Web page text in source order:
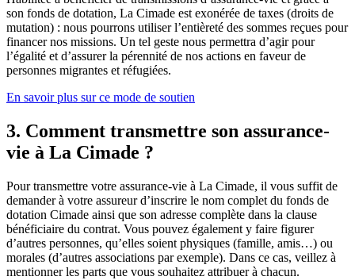
son fonds de dotation, La Cimade est exonérée de taxes (droits de
mutation) : nous pourrons utiliser l’entièreté des sommes reçues pour
financer nos missions. Un tel geste nous permettra d’agir pour
l’égalité et d’assurer la pérennité de nos actions en faveur de
personnes migrantes et réfugiées.
En savoir plus sur ce mode de soutien
3. Comment transmettre son assurance-
vie à La Cimade ?
Pour transmettre votre assurance-vie à La Cimade, il vous suffit de
demander à votre assureur d’inscrire le nom complet du fonds de
dotation Cimade ainsi que son adresse complète dans la clause
bénéficiaire du contrat. Vous pouvez également y faire figurer
d’autres personnes, qu’elles soient physiques (famille, amis…) ou
morales (d’autres associations par exemple). Dans ce cas, veillez à
mentionner les parts que vous souhaitez attribuer à chacun.